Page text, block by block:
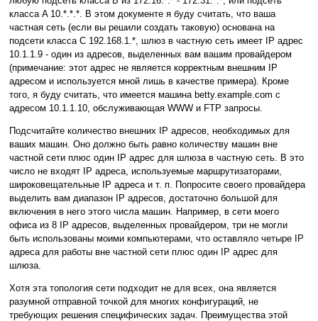
класса A 10.*.*.*. В этом документе я буду считать, что ваша
частная сеть (если вы решили создать таковую) основана на
подсети класса C 192.168.1.*, шлюз в частную сеть имеет IP адрес
10.1.1.9 - один из адресов, выделенных вам вашим провайдером
(примечание: этот адрес не является корректным внешним IP
адресом и используется мной лишь в качестве примера). Кроме
того, я буду считать, что имеется машина betty.example.com с
адресом 10.1.1.10, обслуживающая WWW и FTP запросы.
Подсчитайте количество внешних IP адресов, необходимых для
ваших машин. Оно должно быть равно количеству машин вне
частной сети плюс один IP адрес для шлюза в частную сеть. В это
число не входят IP адреса, используемые маршрутизаторами,
широковещательные IP адреса и т. п. Попросите своего провайдера
выделить вам диапазон IP адресов, достаточно большой для
включения в него этого числа машин. Например, в сети моего
офиса из 8 IP адресов, выделенных провайдером, три не могли
быть использованы моими компьютерами, что оставляло четыре IP
адреса для работы вне частной сети плюс один IP адрес для
шлюза.
Хотя эта топология сети подходит не для всех, она является
разумной отправной точкой для многих конфигураций, не
требующих решения специфических задач. Преимущества этой